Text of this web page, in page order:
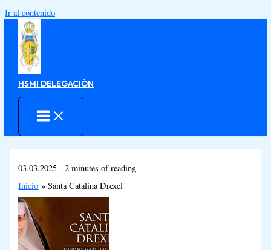
Ir al contenido
HSMI DELEGACIÓN
03.03.2025-2 minutes of reading
Inicio
Santa Catalina Drexel